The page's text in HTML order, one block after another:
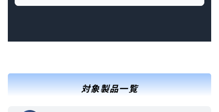
対象製品一覧